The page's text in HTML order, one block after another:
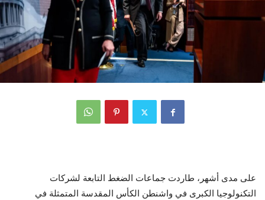
على مدى أشهر، طاردت جماعات الضغط التابعة لشركات
التكنولوجيا الكبرى في واشنطن الكأس المقدسة المتمثلة في